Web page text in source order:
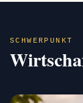
SCHWERPUNKT